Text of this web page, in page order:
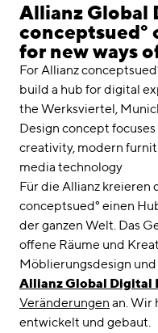
Locations
linkedininstagram
English
Imprint
Allianz Global
conceptsued°
for new ways
For Allianz
build a hub for digital
the Werksviertel,
Design concept
creativity, modern
media technology
Für die Allianz kreieren
conceptsued° einen
der ganzen Welt. Das
offene Räume und
Möblierungsdesign
Allianz Global Digital
Veränderungen an. Wir
entwickelt und gebaut.